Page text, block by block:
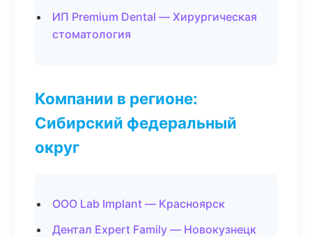
ИП Premium Dental — Хирургическая
стоматология
Компании в регионе:
Сибирский федеральный
округ
ООО Lab Implant — Красноярск
Дентал Expert Family — Новокузнецк